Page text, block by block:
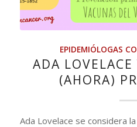
EPIDEMIÓLOGAS
ADA
(AHORA)
Ada Lovelace se considera